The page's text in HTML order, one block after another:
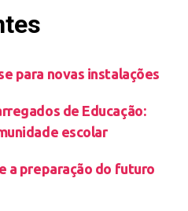
para novas instalações
de Educação:
escolar
a preparação do futuro